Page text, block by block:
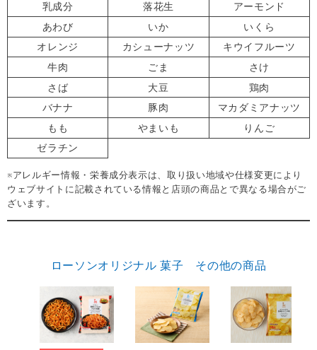
乳成分
落花生
アーモンド
あわび
いか
いくら
オレンジ
カシューナッツ
キウイフルーツ
牛肉
ごま
さけ
さば
大豆
鶏肉
バナナ
豚肉
マカダミアナッツ
もも
やまいも
りんご
ゼラチン
※アレルギー情報・栄養成分表示は、取り扱い地域や仕様変更により
ウェブサイトに記載されている情報と店頭の商品とで異なる場合がご
ざいます。
ローソンオリジナル 菓子 その他の商品